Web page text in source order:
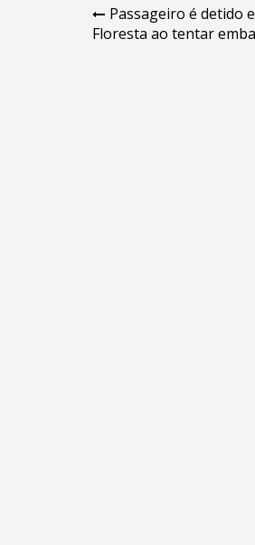
Navegação
de
Passageiro é detido
Floresta ao tentar